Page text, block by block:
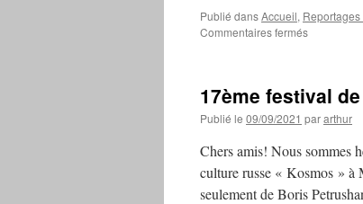
Publié dansAccueil,
Commentaires ferméssur
культуры
Космос
17ème festival
Publié le 09/09/2021 pararthur
Chers amis! Nous sommes
culture russe « Kosmos » à
seulement de Boris